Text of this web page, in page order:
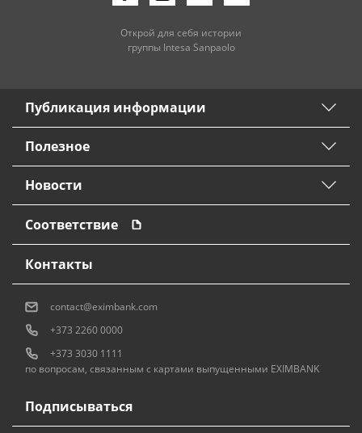
Открой для себя истории
группы Intesa Sanpaolo
Публикация информации
Полезное
Новости
Соответствие
Подписываться
Контакты
contact@eximbank.com
+373 2260 0000
+373 3030 1111
по вопросам, связанным с картами выпущенными EXIMBANK